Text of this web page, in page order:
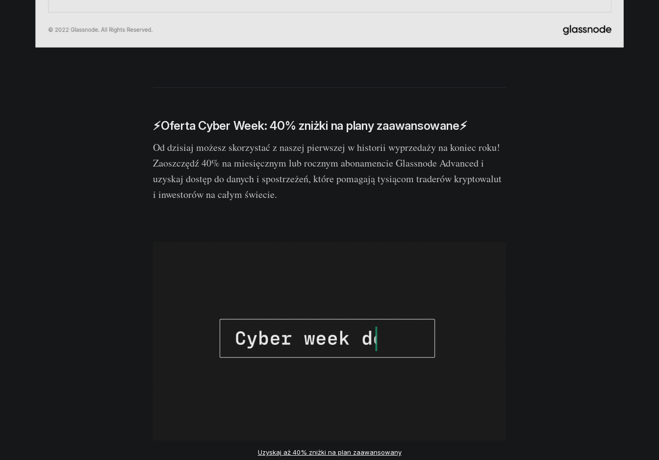
⚡Oferta Cyber Week: 40% zniżki na plany zaawansowane⚡
Od dzisiaj możesz skorzystać z naszej pierwszej w historii wyprzedaży na koniec roku!
Zaoszczędź 40% na miesięcznym lub rocznym abonamencie Glassnode Advanced i
uzyskaj dostęp do danych i spostrzeżeń, które pomagają tysiącom traderów kryptowalut
i inwestorów na całym świecie.
Uzyskaj aż 40% zniżki na plan zaawansowany